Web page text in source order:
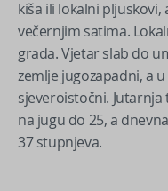
kiša ili lokalni
večernjim satima.
grada. Vjetar slab do
zemlje jugozapadni, a
sjeveroistočni.
na jugu do 25, a
37 stupnjeva.